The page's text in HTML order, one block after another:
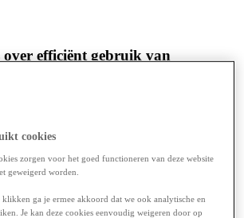
efficiënt gebruik van
ecologisch afvalbeheer.
cookies
zorgen voor het goed functioneren van deze website
geweigerd worden.
ga je ermee akkoord dat we ook analytische en
Je kan deze cookies eenvoudig weigeren door op